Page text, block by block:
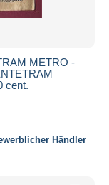
METRO -
cent.
Händler